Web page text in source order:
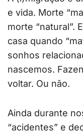
e vida. Morte
morte “natural”.
casa quando
sonhos
nascemos.
voltar. Ou não.
Ainda durante
“acidentes” e